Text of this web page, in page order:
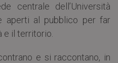
centrale dell’Università
aperti al pubblico per far
e il territorio.
e si raccontano, in